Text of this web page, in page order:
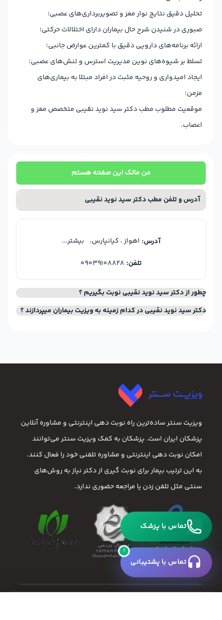
تحلیل دقیق نتایج نوار مغز و تصویربرداری‌های عصبی؛
صبوری در شنیدن شرح حال بیماران دارای اختلالات حرکتی؛
ارائه برنامه‌های دارویی دقیق با کمترین عوارض جانبی؛
تسلط بر شیوه‌های نوین مدیریت استرس و تنش‌های عصبی؛
ایجاد امیدواری و روحیه مثبت در افراد مبتلا به بیماری‌های
مزمن؛
موقعیت مطلوب مطب دکتر سید نوید نقیبی متخصص مغز و
اعصاب.
من مالک این صفحه هستم
آدرس و تلفن مطب دکتر سید نوید نقیبی
آدرس: اهواز ، کیانپارس، بیشتر...
تلفن: 09039108828
چطور از دکتر سید نوید نقیبی نوبت بگیریم ؟
دکتر سید نوید نقیبی در کدام زمینه به ویزیت بیماران میپردازند ؟
تماس با پزشک
ویزیت سنتر ساده‌ترین راه نوبت‌ دهی اینترنتی و مشاوره آنلاین
پزشکان ایران است. پزشکان به کمک ویزیت سنتر می‌توانند
امکان نوبت دهی اینترنتی و مشاوره تلفنی خود را فعال کنند.
به این ترتیب بیمار برای نوبت گیری از دکتر نیاز به روش‌های
سنتی مثل تلفن زدن یا مراجعه حضوری ندارد.
!
تماس با پشتیبانی